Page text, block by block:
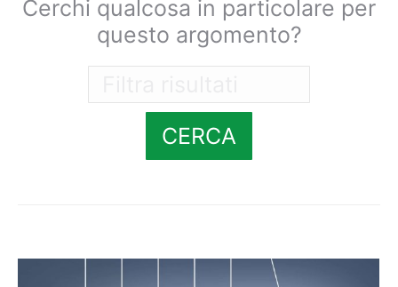
Cerchi qualcosa in particolare per
questo argomento?
CERCA